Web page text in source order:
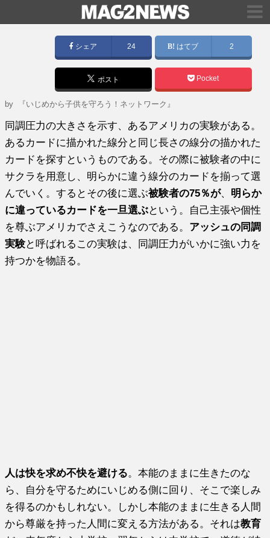
シェア 24 はてブ 2
ポスト Pocket
by 『いじめから子供を守ろう！ネットワーク』
同調圧力の大きさを示す、あるアメリカの実験がある。
あるカードに描かれた線分と同じ長さの線分の描かれた
カードを探すというものである。その際に被験者の中に
サクラを用意し、明らかに違う線分のカードを揃って選
んでいく。するとその後に選ぶ被験者の75％が、 明らか
に違っているカードを一旦選ぶという。自己主張や個性
を尊ぶアメリカでさえこうなのである。 アッシュの同調
実験と呼ばれるこの実験は、同調圧力がいかに強い力を
持つかを物語る。
人は快を求め不快を避ける。本能のままに生きたのな
ら、自分を守るためにいじめる側に回り、そこで楽しみ
を得るのかもしれない。しかし本能のままに生きる人間
から尊厳を持った人間に変える方法がある。それは教育